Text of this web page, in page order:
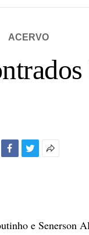
ACERVO
e Senerson